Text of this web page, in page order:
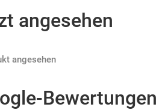
angesehen
found
Bewertungen